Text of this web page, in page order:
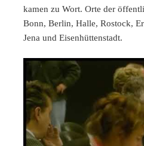
kamen zu Wort. Orte der
Bonn, Berlin, Halle, Rostock,
Jena und Eisenhüttenstadt.